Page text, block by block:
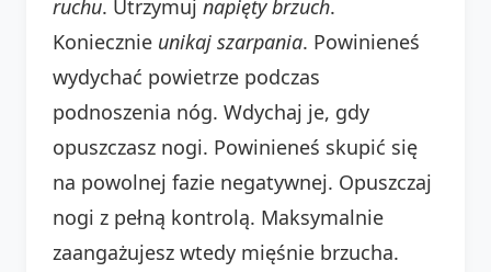
ruchu. Utrzymuj napięty brzuch.
Koniecznie unikaj szarpania. Powinieneś
wydychać powietrze podczas
podnoszenia nóg. Wdychaj je, gdy
opuszczasz nogi. Powinieneś skupić się
na powolnej fazie negatywnej. Opuszczaj
nogi z pełną kontrolą. Maksymalnie
zaangażujesz wtedy mięśnie brzucha.